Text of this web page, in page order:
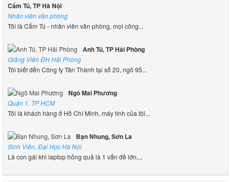
Cẩm Tú, TP Hà Nội
Nhân viên văn phòng
Tôi là Cẩm Tú - nhân viên văn phòng, mọi công...
Anh Tú, TP Hải Phòng
Giảng Viên ĐH Hải Phòng
Tôi biết đến Công ty Tân Thành tại số 20, ngõ 95...
Ngô Mai Phương
Quận 1. TP HCM
Tôi là khách hàng ở Hồ Chí Minh, máy tính của tôi...
Bạn Nhung, Sơn La
Sinh Viên, Đại Học Hà Nội
Là con gái khi laptop hỏng quả là 1 vấn đề lớn,...